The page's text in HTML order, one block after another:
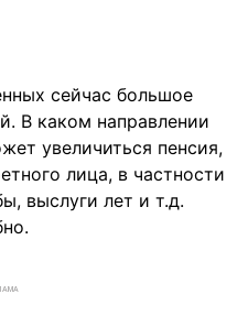
сейчас большое
В каком направлении
увеличиться пенсия,
лица, в частности
выслуги лет и т.д.